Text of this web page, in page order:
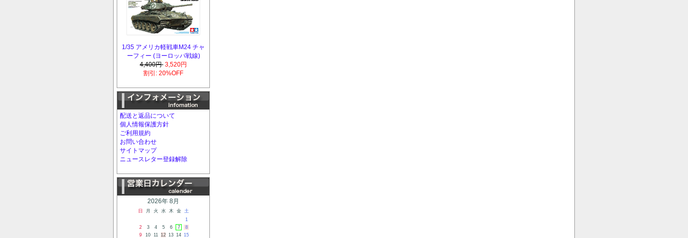
1/35 アメリカ軽戦車M24 チャ
ーフィー (ヨーロッパ戦線)
4,400円 3,520円
割引: 20%OFF
配送と返品について
個人情報保護方針
ご利用規約
お問い合わせ
サイトマップ
ニュースレター登録解除
2026年 8月
日 月 火 水 木 金
土
1
2
3 4 5 6 7
8
9
10 11 12 13 14 15